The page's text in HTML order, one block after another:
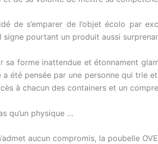
de s’emparer de l’objet écolo par
signe pourtant un produit aussi
sa forme inattendue et étonnament
a été pensée par une personne qui trie
à chacun des containers et un
qu’un physique …
aucun compromis, la poubelle